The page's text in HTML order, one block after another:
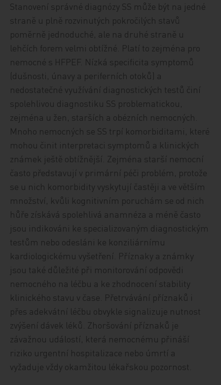
Stanovení správné diagnózy SS může být na jedné
straně u plně rozvinutých pokročilých stavů
poměrně jednoduché, ale na druhé straně u
lehčích forem velmi obtížné. Platí to zejména pro
nemocné s HFPEF. Nízká specificita symptomů
(dušnosti, únavy a periferních otoků) a
nedostatečné využívání diagnostických testů činí
spolehlivou diagnostiku SS problematickou,
zejména u žen, starších a obézních nemocných.
Mnoho nemocných se SS trpí komorbiditami, které
mohou činit interpretaci symptomů a klinických
známek ještě obtížnější. Zejména starší nemocní
často představují v primární péči problém, protože
se u nich komorbidity vyskytují častěji a ve větším
množství, kvůli kognitivním poruchám se od nich
hůře získává spolehlivá anamnéza a méně často
jsou indikováni ke specializovaným diagnostickým
testům nebo odesláni ke konziliárnímu
kardiologickému vyšetření. Příznaky a známky
jsou také důležité při monitorování odpovědi
nemocného na léčbu a ke zhodnocení stability
klinického stavu v čase. Přetrvávání příznaků i
přes adekvátní léčbu obvykle signalizuje nutnost
zvýšení dávek léků. Zhoršování příznaků je
závažnou událostí, která nemocnému přináší
riziko urgentní hospitalizace nebo úmrtí a
vyžaduje vždy okamžitou lékařskou pozornost.